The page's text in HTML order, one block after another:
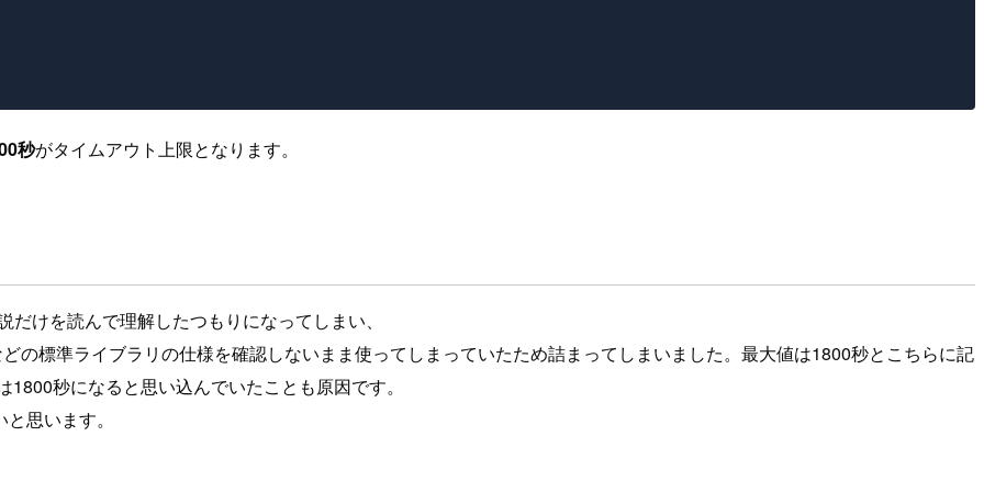
秒がタイムアウト上限となります。
けを読んで理解したつもりになってしまい、
の標準ライブラリの仕様を確認しないまま使ってしまっていたため詰まってしまいました。最大値は1800秒とこちらに記
秒になると思い込んでいたことも原因です。
思います。